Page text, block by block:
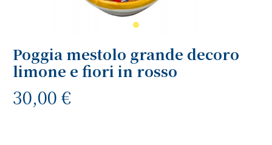
Poggia mestolo grande decoro
limone e fiori in rosso
30,00 €